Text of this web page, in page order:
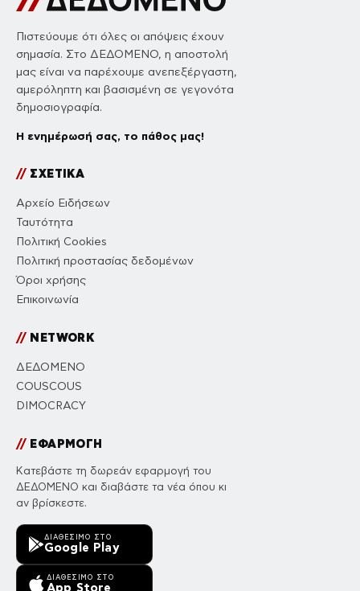
Πιστεύουμε ότι όλες οι απόψεις έχουν
σημασία. Στο ΔΕΔΟΜΕΝΟ, η αποστολή
μας είναι να παρέχουμε ανεπεξέργαστη,
αμερόληπτη και βασισμένη σε γεγονότα
δημοσιογραφία.
Η ενημέρωσή σας, το πάθος μας!
//ΣΧΕΤΙΚΑ
Αρχείο Ειδήσεων
Ταυτότητα
Πολιτική Cookies
Πολιτική προστασίας δεδομένων
Όροι χρήσης
Επικοινωνία
//NETWORK
ΔΕΔΟΜΕΝΟ
COUSCOUS
DIMOCRACY
//ΕΦΑΡΜΟΓΗ
Κατεβάστε τη δωρεάν εφαρμογή του
ΔΕΔΟΜΕΝΟ και διαβάστε τα νέα όπου κι
αν βρίσκεστε.
ΔΙΑΘΈΣΙΜΟ ΣΤΟ
Google Play
ΔΙΑΘΈΣΙΜΟ ΣΤΟ
App Store